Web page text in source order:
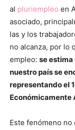
al pluriempleo en
asociado,
las y los
no alcanza, por lo
empleo: se estima
nuestro país se
representando el
Económicamente
Este fenómeno